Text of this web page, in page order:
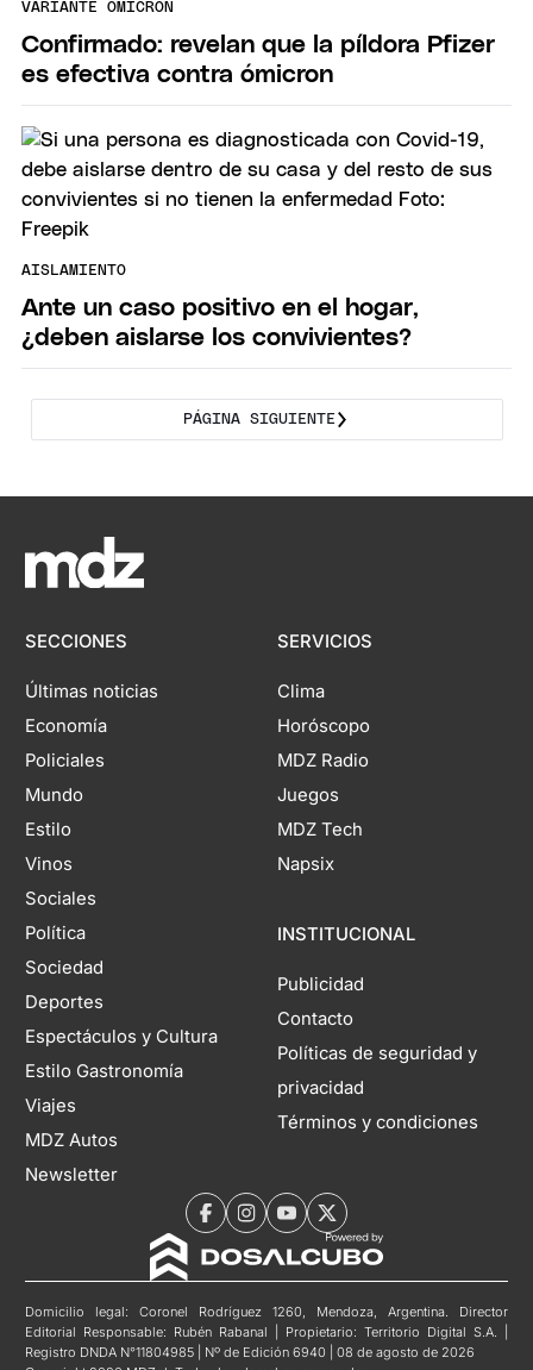
VARIANTE ÓMICRON
Confirmado: revelan que la píldora Pfizer
es efectiva contra ómicron
AISLAMIENTO
Ante un caso positivo en el hogar,
¿deben aislarse los convivientes?
PÁGINA SIGUIENTE
SECCIONES
Últimas noticias
Economía
Policiales
Mundo
Estilo
Vinos
Sociales
Política
Sociedad
Deportes
Espectáculos y Cultura
Estilo Gastronomía
Viajes
MDZ Autos
Newsletter
SERVICIOS
Clima
Horóscopo
MDZ Radio
Juegos
MDZ Tech
Napsix
INSTITUCIONAL
Publicidad
Contacto
Políticas de seguridad y
privacidad
Términos y condiciones
Domicilio legal: Coronel Rodríguez 1260, Mendoza, Argentina. Director
Editorial Responsable: Rubén Rabanal | Propietario: Territorio Digital S.A. |
Registro DNDA N°11804985 | Nº de Edición 6940 | 08 de agosto de 2026